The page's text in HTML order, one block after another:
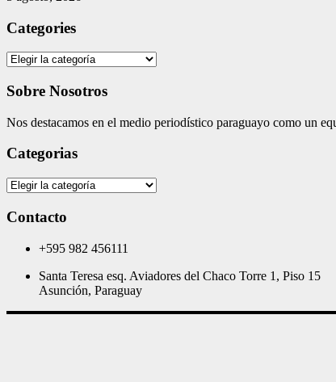
Categories
Categories
Sobre Nosotros
Nos destacamos en el medio periodístico paraguayo como un
Categorias
Categorias
Contacto
+595 982 456111
Santa Teresa esq. Aviadores del Chaco Torre 1, Piso 15
Asunción, Paraguay